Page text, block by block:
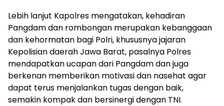
Lebih lanjut Kapolres mengatakan, kehadiran
Pangdam dan rombongan merupakan kebanggaan
dan kehormatan bagi Polri, khususnya jajaran
Kepolisian daerah Jawa Barat, pasalnya Polres
mendapatkan ucapan dari Pangdam dan juga
berkenan memberikan motivasi dan nasehat agar
dapat terus menjalankan tugas dengan baik,
semakin kompak dan bersinergi dengan TNI.